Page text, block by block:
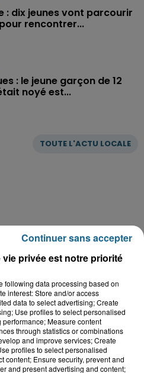
TOUTE L'ACTU LOCALE
: dix jeunes vont parcourir
rencontrer...
: le jeune garçon de 12
noyé est...
privée est notre priorité
following data processing based on
interest: Store and/or access
data to select advertising; Create
Use profiles to select personalised
Measure content
through statistics or combinations
and improve services; Create
profiles to select personalised
content; Ensure security, prevent and
and present advertising and content;
Continuer sans accepter